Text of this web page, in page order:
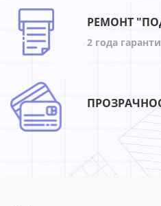
РЕМОНТ
2 года